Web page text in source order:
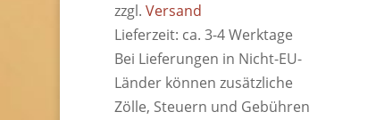
zzgl. Versand
Lieferzeit: ca. 3-4 Werktage
Bei Lieferungen in Nicht-EU-
Länder können zusätzliche
Zölle, Steuern und Gebühren